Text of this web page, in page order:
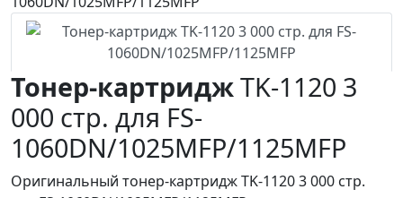
Тонер-картриджTK-1120 3
000 стр. для FS-
1060DN/1025MFP/1125MFP
Оригинальный тонер-картридж TK-1120 3 000 стр.